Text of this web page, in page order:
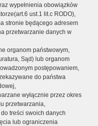
wypełnienia obowiązków
ust.1 lit.c RODO),
stronie będącego adresem
przetwarzanie danych w
organom państwowym,
Sąd) lub organom
postępowaniem,
do państwa
wyłącznie przez okres
przetwarzania,
treści swoich danych
lub ograniczenia